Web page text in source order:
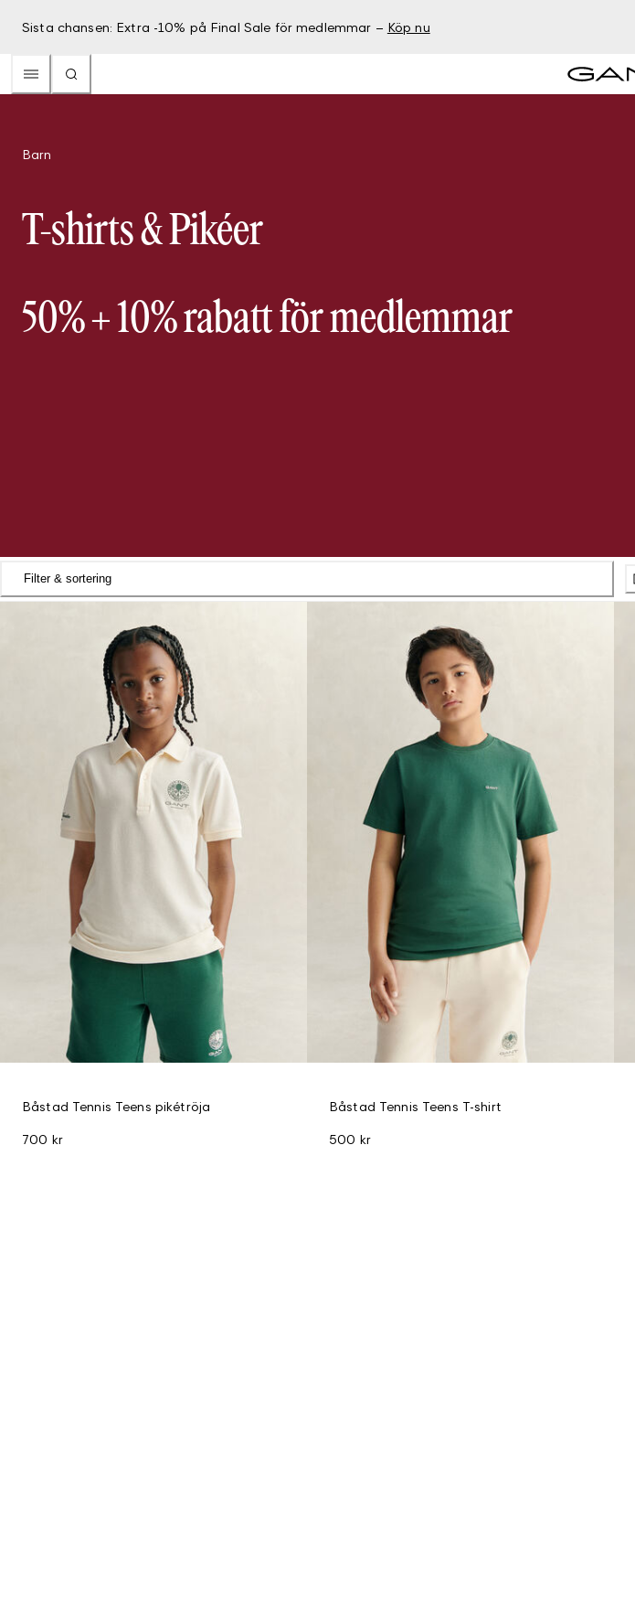
Sista chansen: Extra -10% på Final Sale för medlemmar – Köp nu
Barn
T-shirts & Pikéer
50% + 10% rabatt för medlemmar
Filter & sortering
Båstad Tennis Teens pikétröja
700 kr
Båstad Tennis Teens T-shirt
500 kr